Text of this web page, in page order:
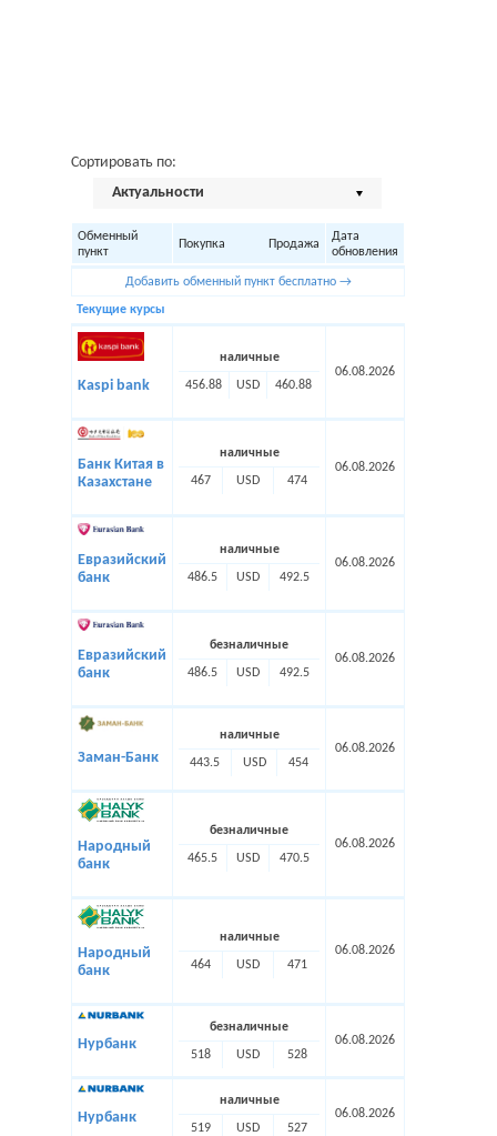
Сортировать по:
Актуальности
Обменный
пункт
Покупка Продажа
Дата
обновления
Добавить обменный пункт бесплатно →
Текущие курсы
Kaspi bank
наличные
456.88 USD 460.88
06.08.2026
Банк Китая в
Казахстане
наличные
467 USD 474
06.08.2026
Евразийский
банк
наличные
486.5 USD 492.5
06.08.2026
Евразийский
банк
безналичные
486.5 USD 492.5
06.08.2026
Заман-Банк
наличные
443.5 USD 454
06.08.2026
Народный
банк
безналичные
465.5 USD 470.5
06.08.2026
Народный
банк
наличные
464 USD 471
06.08.2026
Нурбанк
безналичные
518 USD 528
06.08.2026
Нурбанк
наличные
519 USD 527
06.08.2026